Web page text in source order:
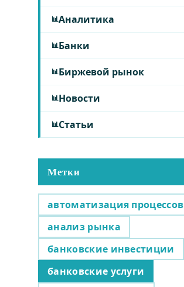
Аналитика
Банки
Биржевой рынок
Новости
Статьи
Метки
автоматизация процессов
анализ рынка
банковские инвестиции
банковские услуги